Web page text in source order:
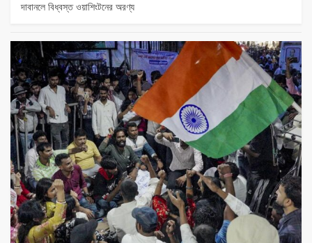
দাবানলে বিধ্বস্ত ওয়াশিংটনের অরণ্য